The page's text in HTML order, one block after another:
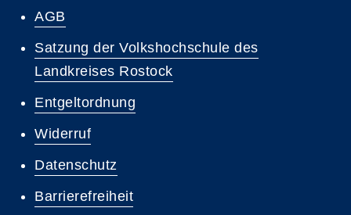
AGB
Satzung der Volkshochschule des
Landkreises Rostock
Entgeltordnung
Widerruf
Datenschutz
Barrierefreiheit